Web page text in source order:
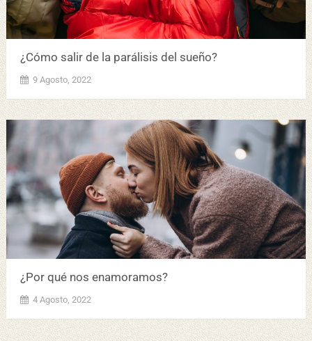
¿Cómo salir de la parálisis del sueño?
9 Agosto, 2022
¿Por qué nos enamoramos?
4 Agosto, 2022